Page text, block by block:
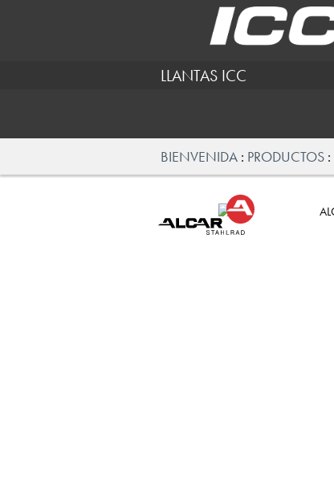
LLANTAS ICC
BIENVENIDA PRODUCTOS